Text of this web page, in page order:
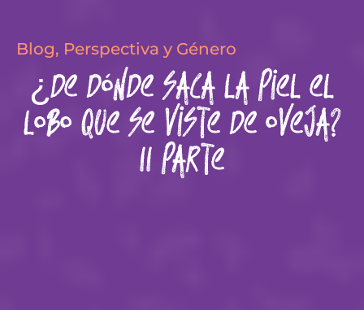
Blog, Perspectiva y Género
¿De dónde saca la piel el
lobo que se viste de oveja?
II parte